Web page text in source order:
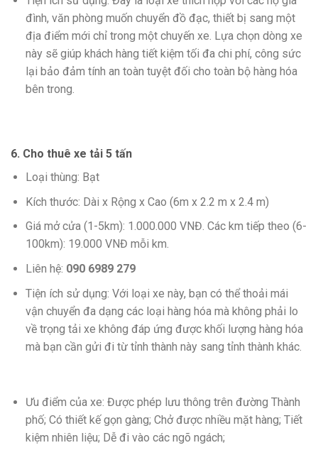
đình, văn phòng muốn chuyển đồ đạc, thiết bị sang một
địa điểm mới chỉ trong một chuyến xe. Lựa chọn dòng xe
này sẽ giúp khách hàng tiết kiệm tối đa chi phí, công sức
lại bảo đảm tính an toàn tuyệt đối cho toàn bộ hàng hóa
bên trong.
6. Cho thuê xe tải 5 tấn
Loại thùng: Bạt
Kích thước: Dài x Rộng x Cao (6m x 2.2 m x 2.4 m)
Giá mở cửa (1-5km): 1.000.000 VNĐ. Các km tiếp theo (6-
100km): 19.000 VNĐ mỗi km.
Liên hệ: 090 6989 279
Tiện ích sử dụng: Với loại xe này, bạn có thể thoải mái
vận chuyển đa dạng các loại hàng hóa mà không phải lo
về trọng tải xe không đáp ứng được khối lượng hàng hóa
mà bạn cần gửi đi từ tỉnh thành này sang tỉnh thành khác.
Ưu điểm của xe: Được phép lưu thông trên đường Thành
phố; Có thiết kế gọn gàng; Chở được nhiều mặt hàng; Tiết
kiệm nhiên liệu; Dễ đi vào các ngõ ngách;